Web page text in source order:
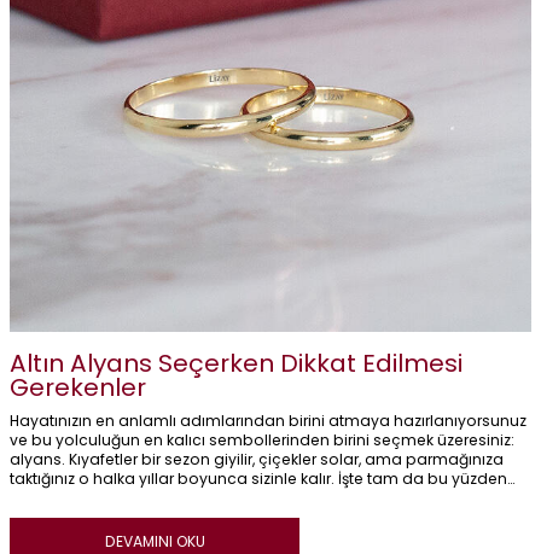
Altın Alyans Seçerken Dikkat Edilmesi
Gerekenler
Hayatınızın en anlamlı adımlarından birini atmaya hazırlanıyorsunuz
ve bu yolculuğun en kalıcı sembollerinden birini seçmek üzeresiniz:
alyans. Kıyafetler bir sezon giyilir, çiçekler solar, ama parmağınıza
taktığınız o halka yıllar boyunca sizinle kalır. İşte tam da bu yüzden
DEVAMINI OKU